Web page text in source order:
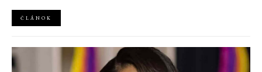
prejde po ikonickom móle.
ČLÁNOK